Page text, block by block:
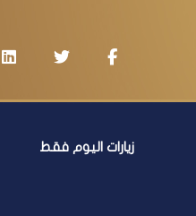
زيارات اليوم فقط